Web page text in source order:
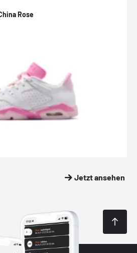
Rose
Jetzt ansehen